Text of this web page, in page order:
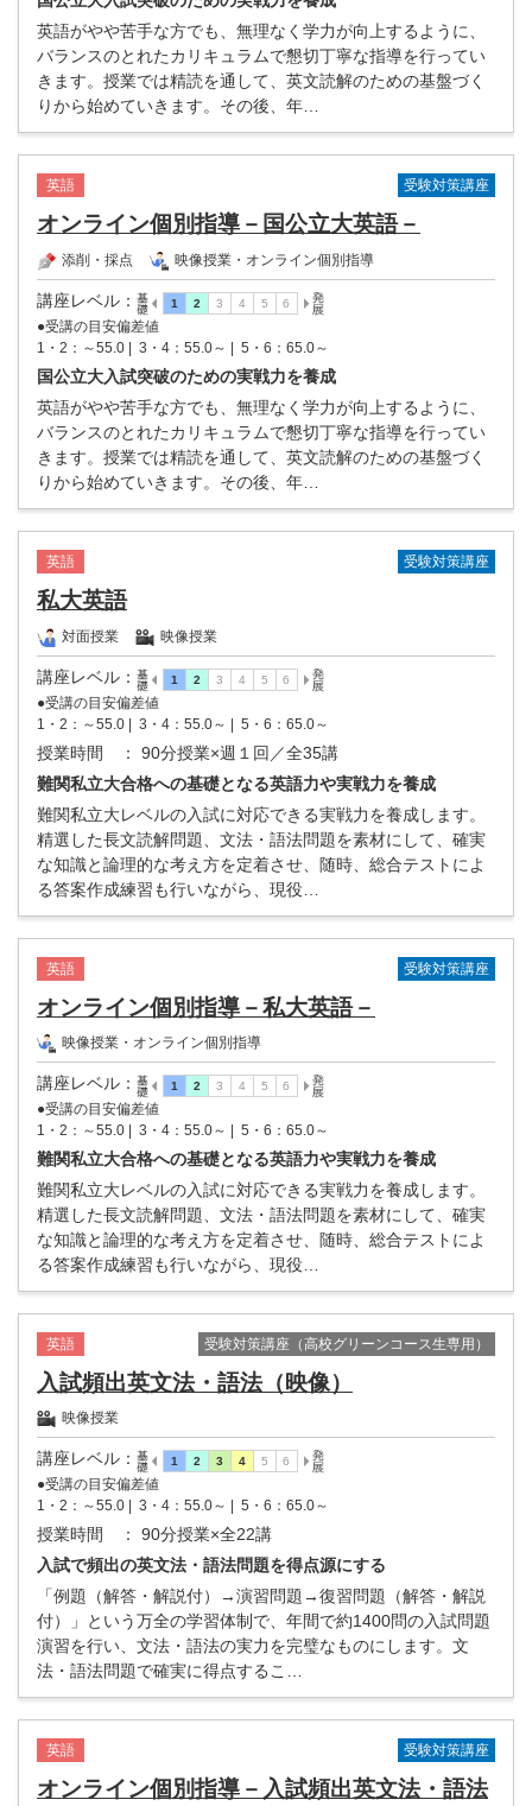
英語がやや苦手な方でも、無理なく学力が向上するように、
バランスのとれたカリキュラムで懇切丁寧な指導を行ってい
きます。授業では精読を通して、英文読解のための基盤づく
りから始めていきます。その後、年…
英語 受験対策講座
オンライン個別指導－国公立大英語－
添削・採点 映像授業・オンライン個別指導
講座レベル ：
●受講の目安偏差値
1・2：～55.0 |
3・4：55.0～ | 5・6：65.0～
国公立大入試突破のための実戦力を養成
英語がやや苦手な方でも、無理なく学力が向上するように、
バランスのとれたカリキュラムで懇切丁寧な指導を行ってい
きます。授業では精読を通して、英文読解のための基盤づく
りから始めていきます。その後、年…
英語 受験対策講座
私大英語
対面授業 映像授業
講座レベル ：
●受講の目安偏差値
1・2：～55.0 |
3・4：55.0～ | 5・6：65.0～
授業時間
： 90分授業×週１回／全35講
難関私立大合格への基礎となる英語力や実戦力を養成
難関私立大レベルの入試に対応できる実戦力を養成します。
精選した長文読解問題、文法・語法問題を素材にして、確実
な知識と論理的な考え方を定着させ、随時、総合テストによ
る答案作成練習も行いながら、現役…
英語 受験対策講座
オンライン個別指導－私大英語－
映像授業・オンライン個別指導
講座レベル ：
●受講の目安偏差値
1・2：～55.0 |
3・4：55.0～ | 5・6：65.0～
難関私立大合格への基礎となる英語力や実戦力を養成
難関私立大レベルの入試に対応できる実戦力を養成します。
精選した長文読解問題、文法・語法問題を素材にして、確実
な知識と論理的な考え方を定着させ、随時、総合テストによ
る答案作成練習も行いながら、現役…
英語 受験対策講座（高校グリーンコース生専用）
入試頻出英文法・語法（映像）
映像授業
講座レベル ：
●受講の目安偏差値
1・2：～55.0 |
3・4：55.0～ | 5・6：65.0～
授業時間
： 90分授業×全22講
入試で頻出の英文法・語法問題を得点源にする
「例題（解答・解説付）→演習問題→復習問題（解答・解説
付）」という万全の学習体制で、年間で約1400問の入試問題
演習を行い、文法・語法の実力を完璧なものにします。文
法・語法問題で確実に得点するこ…
英語 受験対策講座
オンライン個別指導－入試頻出英文法・語法